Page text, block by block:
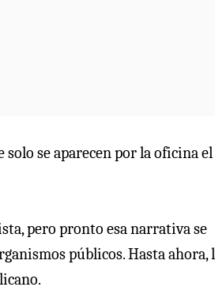
solo se aparecen por la oficina
pero pronto esa narrativa se
públicos. Hasta ahora,